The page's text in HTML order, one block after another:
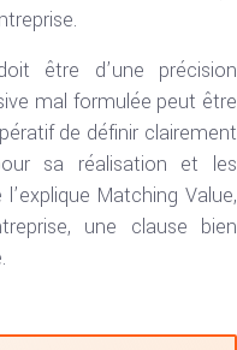
être d’une précision
mal formulée peut être
de définir clairement
sa réalisation et les
Matching Value,
une clause bien